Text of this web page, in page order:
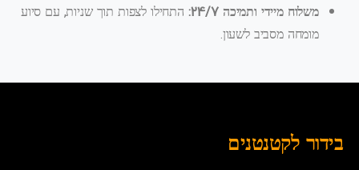
משלוח מיידי ותמיכה 24/7:
התחילו לצפות תוך שניות, עם סיוע
מומחה מסביב לשעון.
בידור לקטנטנים